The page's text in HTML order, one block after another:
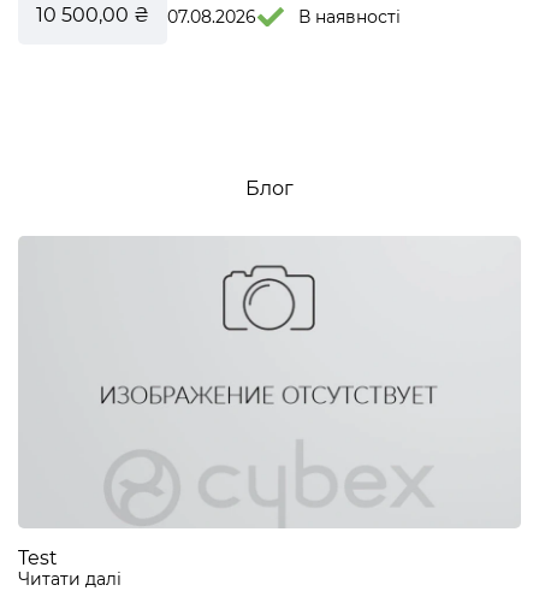
10 500,00 ₴ 07.08.2026 В наявності
Блог
Test
Читати далі